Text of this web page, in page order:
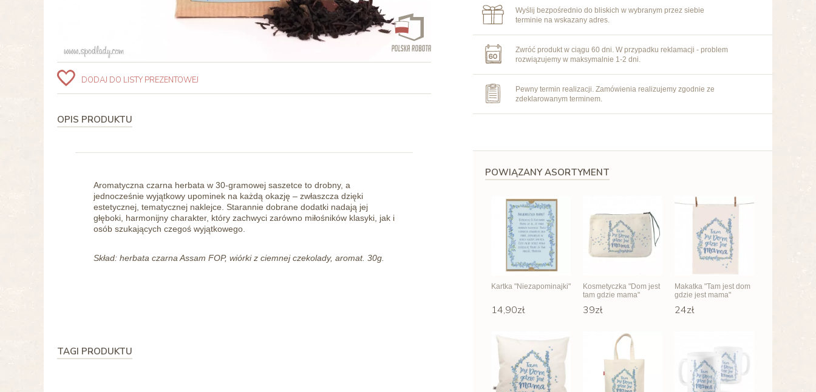
DODAJ DO LISTY PREZENTOWEJ
OPIS PRODUKTU
Aromatyczna czarna herbata w 30-gramowej saszetce to drobny, a
jednocześnie wyjątkowy upominek na każdą okazję – zwłaszcza dzięki
estetycznej, tematycznej naklejce. Starannie dobrane dodatki nadają jej
głęboki, harmonijny charakter, który zachwyci zarówno miłośników klasyki, jak i
osób szukających czegoś wyjątkowego.
Skład: herbata czarna Assam FOP, wiórki z ciemnej czekolady, aromat. 30g.
TAGI PRODUKTU
Wyślij bezpośrednio do bliskich w wybranym przez siebie
terminie na wskazany adres.
Zwróć produkt w ciągu 60 dni. W przypadku reklamacji - problem
rozwiązujemy w maksymalnie 1-2 dni.
Pewny termin realizacji. Zamówienia realizujemy zgodnie ze
zdeklarowanym terminem.
POWIĄZANY ASORTYMENT
Kartka "Niezapominajki"
14,90zł
Kosmetyczka "Dom jest
tam gdzie mama"
39zł
Makatka "Tam jest dom
gdzie jest mama"
24zł